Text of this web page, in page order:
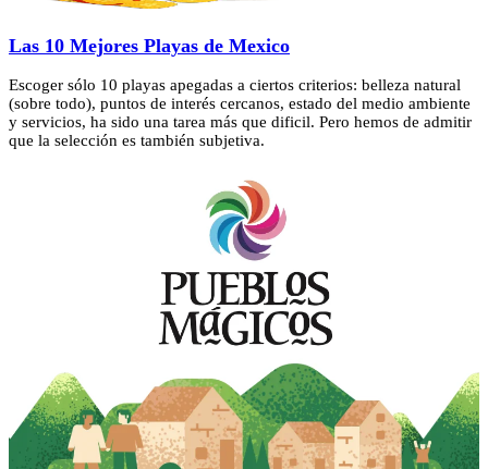
Las 10 Mejores Playas de Mexico
Escoger sólo 10 playas apegadas a ciertos criterios: belleza natural
(sobre todo), puntos de interés cercanos, estado del medio ambiente
y servicios, ha sido una tarea más que dificil. Pero hemos de admitir
que la selección es también subjetiva.